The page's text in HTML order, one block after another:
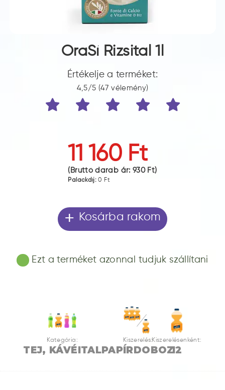
OraSí Rizsital 1l
Értékelje a terméket:
4,5/5 (47 vélemény)
11 160 Ft
(Bruttó darab ár: 930 Ft)
Palackdíj:0 Ft
+ Kosárba rakom
Ezt a terméket azonnal tudjuk szállítani
Kategória:
TEJ, KÁVÉITAL
Kiszerelés:
PAPÍRDOBOZ
Kiszerelésenként:
12